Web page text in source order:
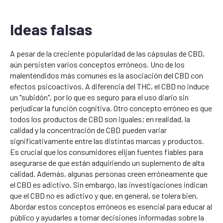
Ideas falsas
A pesar de la creciente popularidad de las cápsulas de CBD,
aún persisten varios conceptos erróneos. Uno de los
malentendidos más comunes es la asociación del CBD con
efectos psicoactivos. A diferencia del THC, el CBD no induce
un "subidón", por lo que es seguro para el uso diario sin
perjudicar la función cognitiva. Otro concepto erróneo es que
todos los productos de CBD son iguales; en realidad, la
calidad y la concentración de CBD pueden variar
significativamente entre las distintas marcas y productos.
Es crucial que los consumidores elijan fuentes fiables para
asegurarse de que están adquiriendo un suplemento de alta
calidad. Además, algunas personas creen erróneamente que
el CBD es adictivo. Sin embargo, las investigaciones indican
que el CBD no es adictivo y que, en general, se tolera bien.
Abordar estos conceptos erróneos es esencial para educar al
público y ayudarles a tomar decisiones informadas sobre la